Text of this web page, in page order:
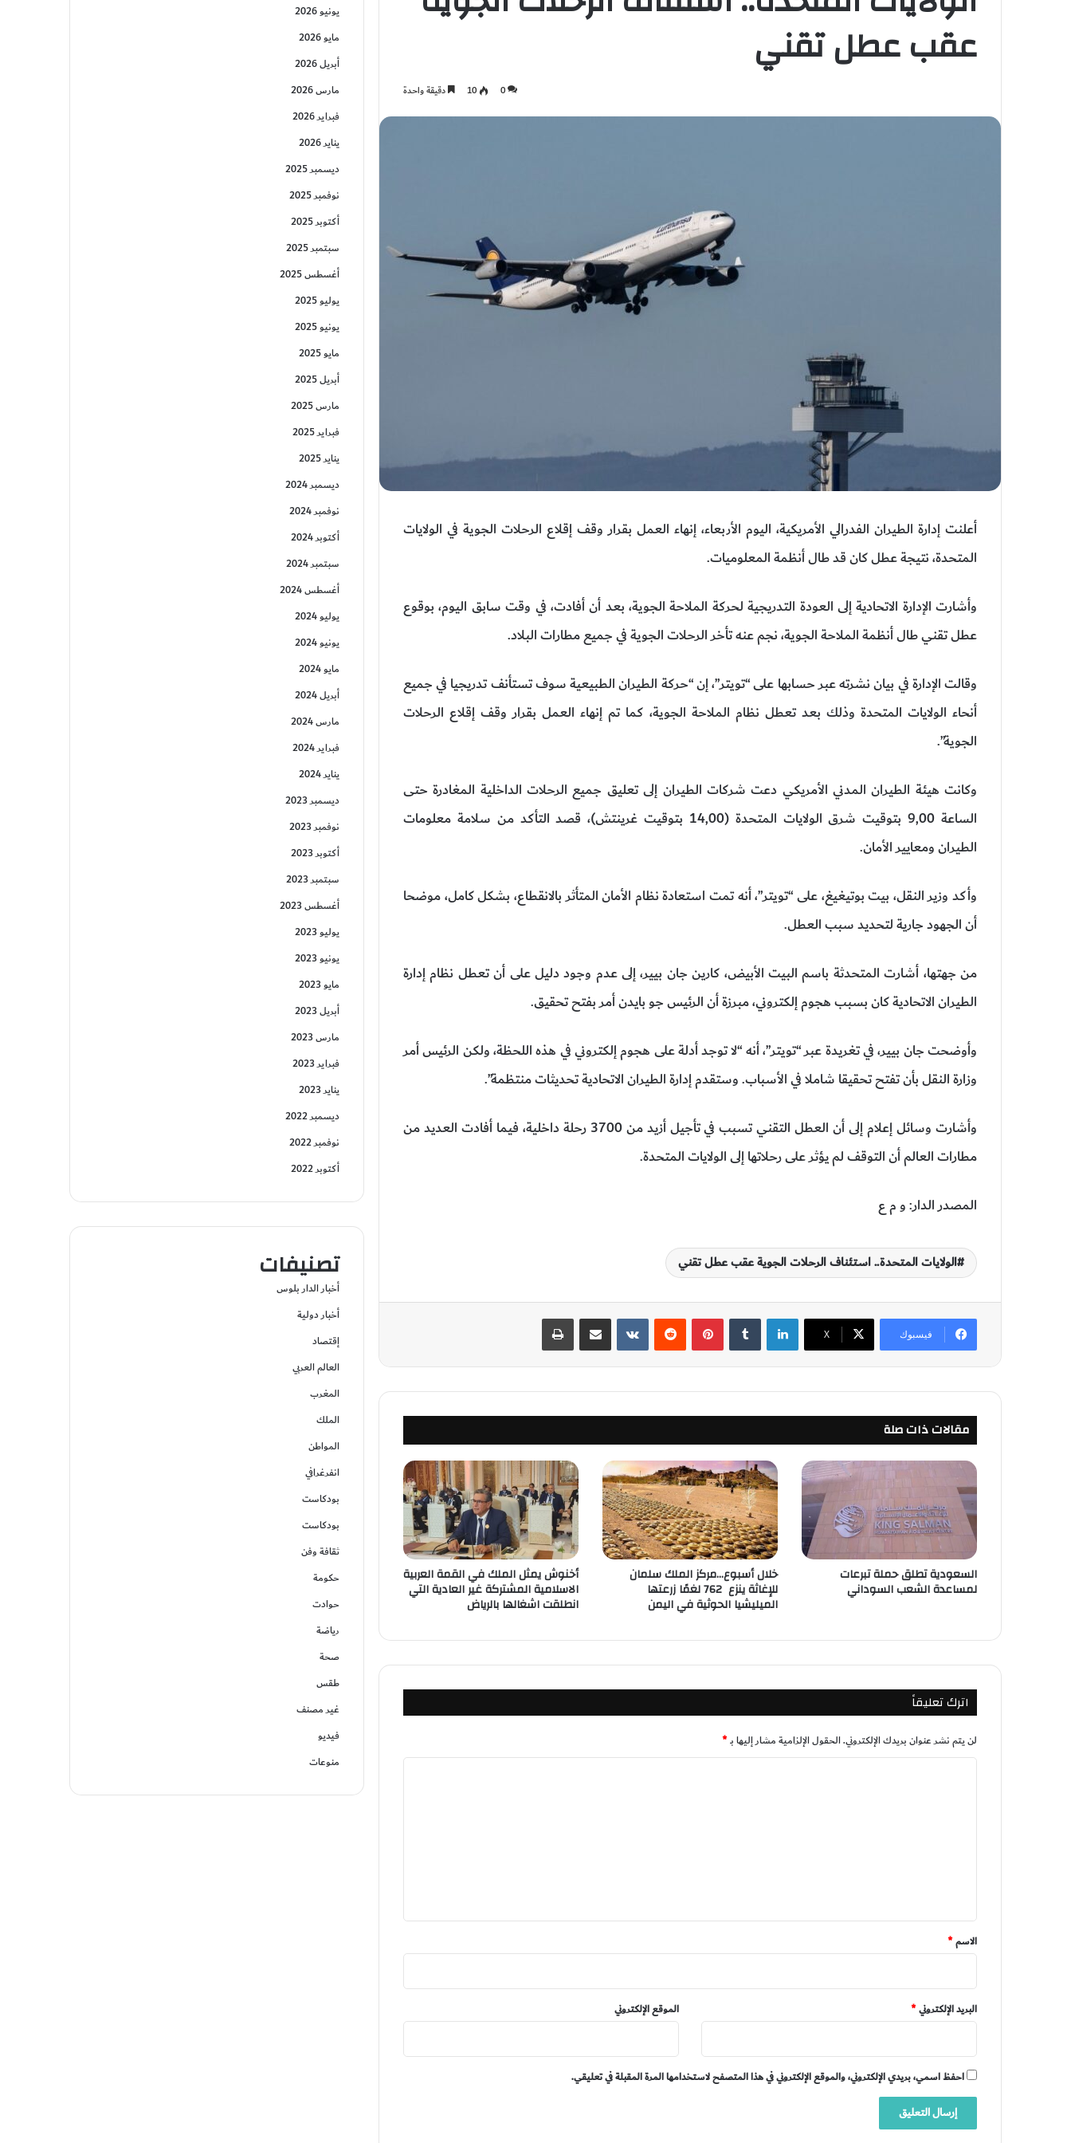
عقب عطل تقني
0
10 دقيقة واحدة
أعلنت إدارة الطيران الفدرالي الأمريكية، اليوم الأربعاء، إنهاء العمل بقرار وقف إقلاع الرحلات الجوية في الولايات
المتحدة، نتيجة عطل كان قد طال أنظمة المعلوميات.
وأشارت الإدارة الاتحادية إلى العودة التدريجية لحركة الملاحة الجوية، بعد أن أفادت، في وقت سابق اليوم، بوقوع
عطل تقني طال أنظمة الملاحة الجوية، نجم عنه تأخر الرحلات الجوية في جميع مطارات البلاد.
وقالت الإدارة في بيان نشرته عبر حسابها على “تويتر”، إن “حركة الطيران الطبيعية سوف تستأنف تدريجيا في جميع
أنحاء الولايات المتحدة وذلك بعد تعطل نظام الملاحة الجوية، كما تم إنهاء العمل بقرار وقف إقلاع الرحلات
الجوية”.
وكانت هيئة الطيران المدني الأمريكي دعت شركات الطيران إلى تعليق جميع الرحلات الداخلية المغادرة حتى
الساعة 9,00 بتوقيت شرق الولايات المتحدة (14,00 بتوقيت غرينتش)، قصد التأكد من سلامة معلومات
الطيران ومعايير الأمان.
وأكد وزير النقل، بيت بوتيغيغ، على “تويتر”، أنه تمت استعادة نظام الأمان المتأثر بالانقطاع، بشكل كامل، موضحا
أن الجهود جارية لتحديد سبب العطل.
من جهتها، أشارت المتحدثة باسم البيت الأبيض، كارين جان بيير، إلى عدم وجود دليل على أن تعطل نظام إدارة
الطيران الاتحادية كان بسبب هجوم إلكتروني، مبرزة أن الرئيس جو بايدن أمر بفتح تحقيق.
وأوضحت جان بيير، في تغريدة عبر “تويتر”، أنه “لا توجد أدلة على هجوم إلكتروني في هذه اللحظة، ولكن الرئيس أمر
وزارة النقل بأن تفتح تحقيقا شاملا في الأسباب. وستقدم إدارة الطيران الاتحادية تحديثات منتظمة”.
وأشارت وسائل إعلام إلى أن العطل التقني تسبب في تأجيل أزيد من 3700 رحلة داخلية، فيما أفادت العديد من
مطارات العالم أن التوقف لم يؤثر على رحلاتها إلى الولايات المتحدة.
المصدر الدار: و م ع
الولايات المتحدة.. استئناف الرحلات الجوية عقب عطل تقني
فيسبوك ‫X
لينكدإن بينتيريست
مقالات ذات صلة
السعودية تطلق حملة تبرعات
لمساعدة الشعب السوداني
خلال أسبوع…مركز الملك سلمان
للإغاثة ينزع 762 لغمًا زرعتها
الميليشيا الحوثية في اليمن
أخنوش يمثل الملك في القمة العربية
الاسلامية المشتركة غير العادية التي
انطلقت اشغالها بالرياض
اترك تعليقاً
لن يتم نشر عنوان بريدك الإلكتروني.الحقول الإلزامية مشار إليها بـ*
*
الاسم*
البريد الإلكتروني* الموقع الإلكتروني
احفظ اسمي، بريدي الإلكتروني، والموقع الإلكتروني في هذا المتصفح لاستخدامها المرة المقبلة في تعليقي.
يونيو 2026
مايو 2026
أبريل 2026
مارس 2026
فبراير 2026
يناير 2026
ديسمبر 2025
نوفمبر 2025
أكتوبر 2025
سبتمبر 2025
أغسطس 2025
يوليو 2025
يونيو 2025
مايو 2025
أبريل 2025
مارس 2025
فبراير 2025
يناير 2025
ديسمبر 2024
نوفمبر 2024
أكتوبر 2024
سبتمبر 2024
أغسطس 2024
يوليو 2024
يونيو 2024
مايو 2024
أبريل 2024
مارس 2024
فبراير 2024
يناير 2024
ديسمبر 2023
نوفمبر 2023
أكتوبر 2023
سبتمبر 2023
أغسطس 2023
يوليو 2023
يونيو 2023
مايو 2023
أبريل 2023
مارس 2023
فبراير 2023
يناير 2023
ديسمبر 2022
نوفمبر 2022
أكتوبر 2022
تصنيفات
أخبار الدار بلوس
أخبار دولية
إقتصاد
العالم العربي
المغرب
الملك
المواطن
انفرغرافي
بودكاست
بودكاست
ثقافة وفن
حكومة
حوادت
رياضة
صحة
طقس
غير مصنف
فيديو
منوعات